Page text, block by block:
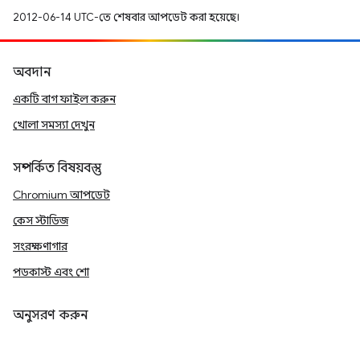
2012-06-14 UTC-তে শেষবার আপডেট করা হয়েছে।
অবদান
একটি বাগ ফাইল করুন
খোলা সমস্যা দেখুন
সম্পর্কিত বিষয়বস্তু
Chromium আপডেট
কেস স্টাডিজ
সংরক্ষণাগার
পডকাস্ট এবং শো
অনুসরণ করুন